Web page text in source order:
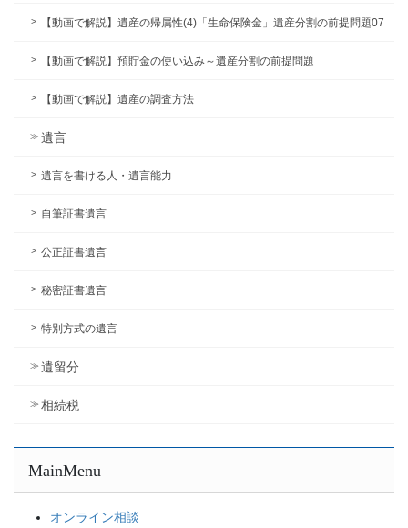
【動画で解説】遺産の帰属性(4)「生命保険金」遺産分割の前提問題07
【動画で解説】預貯金の使い込み～遺産分割の前提問題
【動画で解説】遺産の調査方法
遺言
遺言を書ける人・遺言能力
自筆証書遺言
公正証書遺言
秘密証書遺言
特別方式の遺言
遺留分
相続税
MainMenu
オンライン相談